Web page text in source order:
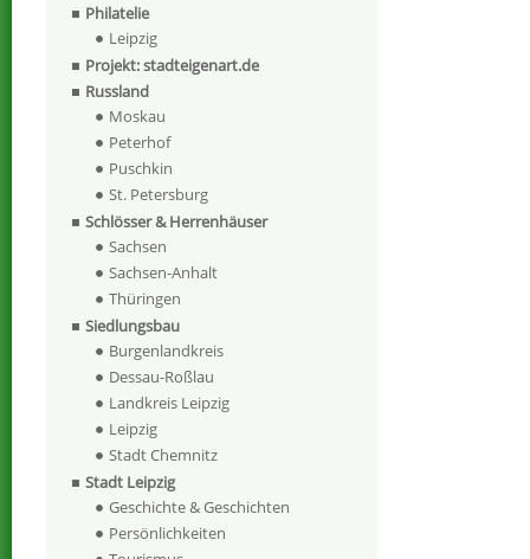
Philatelie
Leipzig
Projekt: stadteigenart.de
Russland
Moskau
Peterhof
Puschkin
St. Petersburg
Schlösser & Herrenhäuser
Sachsen
Sachsen-Anhalt
Thüringen
Siedlungsbau
Burgenlandkreis
Dessau-Roßlau
Landkreis Leipzig
Leipzig
Stadt Chemnitz
Stadt Leipzig
Geschichte & Geschichten
Persönlichkeiten